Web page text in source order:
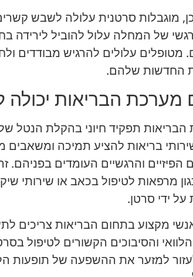
מוגבלות סרטנית עלולה לשבש
של המחלה עלול להוביל לירידה
מטופלים עלולים להרגיש מבודדים
החדשות שלהם.
הבריאות
תפקיד חיוני בהקלת הנטל של
בריאות להציע תמיכה ומשאבים
הפיזיים והרגשיים העומדים בפניהם.
מרפאות לטיפול בכאב או שירותי
על ידי סרטן.
מקצוע בתחום הבריאות צריכים
והסיבוכים הקשורים לטיפול
למזער את ההשפעה של תופעות